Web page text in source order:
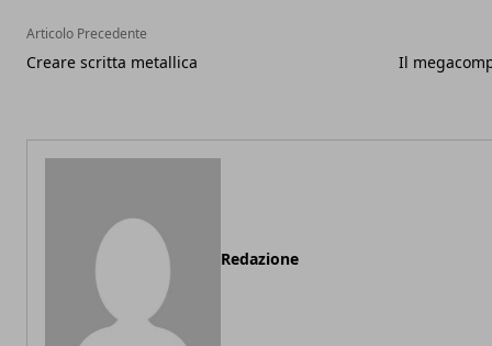
Articolo Precedente
Creare scritta metallica Il
Redazione